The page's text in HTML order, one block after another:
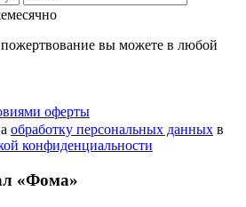
вы можете в любой
оферты
обработку персональных данных в
конфиденциальности
«Фома»